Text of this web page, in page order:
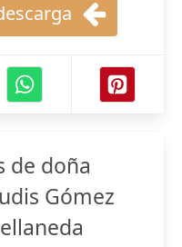
de doña
Gómez